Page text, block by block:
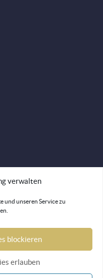
verwalten
und unseren Service zu
blockieren
erlauben